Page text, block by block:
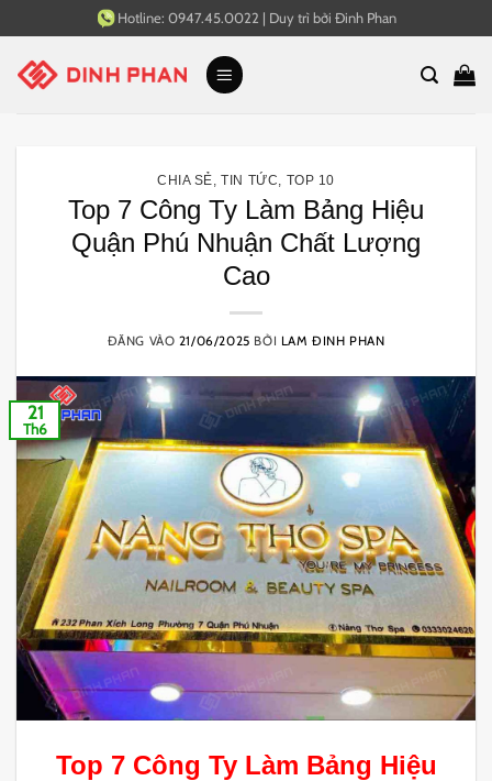
qua
nội
Hotline: 0947.45.0022 | Duy trì bởi Đinh Phan
CHIA SẺ ,TIN TỨC TOP 10
Top 7 Công Ty Làm Bảng Hiệu
Quận Phú Nhuận Chất Lượng
Cao
ĐĂNG VÀO 21/06/2025 BỞI LAM ĐINH PHAN
21
Th6
Top 7 Công Ty Làm Bảng Hiệu